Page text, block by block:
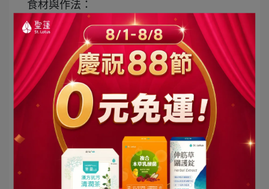
食材與作法：
Step 1.準備雪梨、紅棗、桂花瓣，先將雪梨
洗淨去籽切塊，桂花裝入茶包過濾袋中備
用。
Step 2. 所有材料（除了桂花）放入鍋中，加
入適量的開水，小火煮約20分鐘至水開。
Step 3. 熄火後放入桂花茶包，浸泡約10-20分
Step 4. 依個人口味添加冰糖，一碗潤肺養生
的甜品完成！